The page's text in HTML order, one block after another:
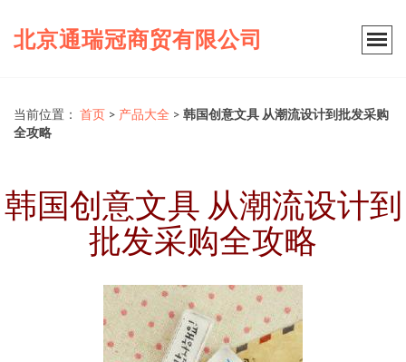
北京通瑞冠商贸有限公司
当前位置： 首页 > 产品大全 > 韩国创意文具 从潮流设计到批发采购
全攻略
韩国创意文具 从潮流设计到
批发采购全攻略